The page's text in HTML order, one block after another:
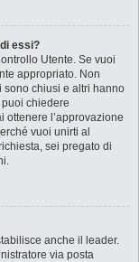
essi?
Utente. Se vuoi
appropriato. Non
sono chiusi e altri hanno
puoi chiedere
ottenere l’approvazione
vuoi unirti al
sei pregato di
anche il leader.
via posta